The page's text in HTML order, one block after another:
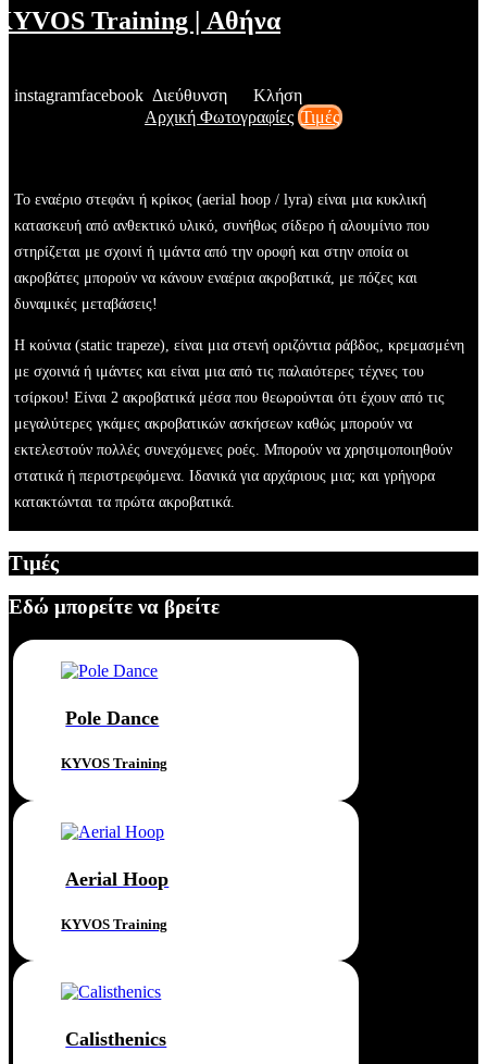
Training | Αθήνα
instagramfacebook Διεύθυνση
Κλήση
Αρχική Φωτογραφίες Τιμές
Το εναέριο στεφάνι ή κρίκος (aerial hoop / lyra) είναι μια κυκλική
κατασκευή από ανθεκτικό υλικό, συνήθως σίδερο ή αλουμίνιο που
στηρίζεται με σχοινί ή ιμάντα από την οροφή και στην οποία οι
ακροβάτες μπορούν να κάνουν εναέρια ακροβατικά, με πόζες και
δυναμικές μεταβάσεις!
Η κούνια (static trapeze), είναι μια στενή οριζόντια ράβδος, κρεμασμένη
με σχοινιά ή ιμάντες και είναι μια από τις παλαιότερες τέχνες του
τσίρκου! Είναι 2 ακροβατικά μέσα που θεωρούνται ότι έχουν από τις
μεγαλύτερες γκάμες ακροβατικών ασκήσεων καθώς μπορούν να
εκτελεστούν πολλές συνεχόμενες ροές. Μπορούν να χρησιμοποιηθούν
στατικά ή περιστρεφόμενα. Ιδανικά για αρχάριους μια; και γρήγορα
κατακτώνται τα πρώτα ακροβατικά.
Τιμές
Εδώ μπορείτε να βρείτε
Pole Dance
KYVOS Training
Aerial Hoop
KYVOS Training
Calisthenics